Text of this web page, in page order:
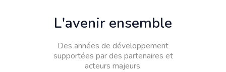
L'avenir ensemble
Des années de développement
supportées par des partenaires et
acteurs majeurs.